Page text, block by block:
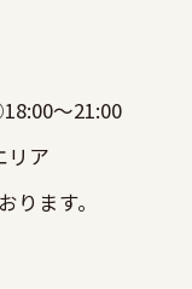
〜21:00
リア
ります。